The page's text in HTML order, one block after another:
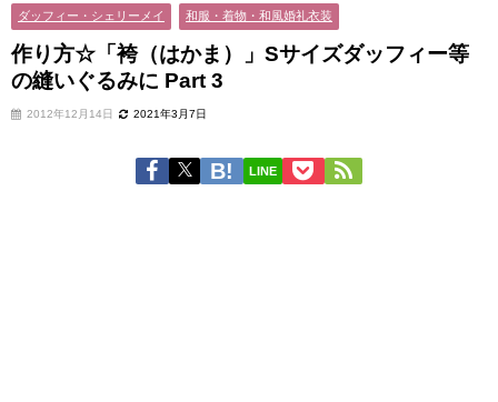
ダッフィー・シェリーメイ 和服・着物・和風婚礼衣装
作り方☆「袴（はかま）」Sサイズダッフィー等
の縫いぐるみに Part 3
2012年12月14日 2021年3月7日
LINE